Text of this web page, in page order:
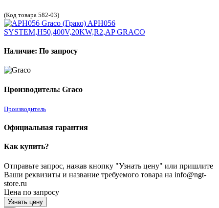
(Код товара 582-03)
Наличие: По запросу
Производитель: Graco
Производитель
Официальная гарантия
Как купить?
Отправьте запрос, нажав кнопку "Узнать цену" или пришлите
Ваши реквизиты и название требуемого товара на info@ngt-
store.ru
Цена по запросу
Узнать цену